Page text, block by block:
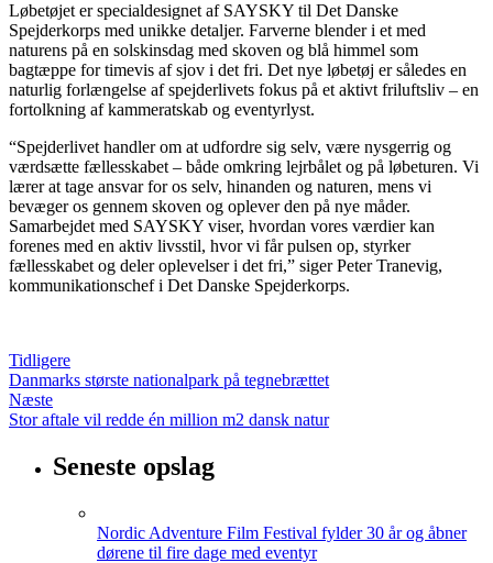
Løbetøjet er specialdesignet af SAYSKY til Det Danske
Spejderkorps med unikke detaljer. Farverne blender i et med
naturens på en solskinsdag med skoven og blå himmel som
bagtæppe for timevis af sjov i det fri. Det nye løbetøj er således en
naturlig forlængelse af spejderlivets fokus på et aktivt friluftsliv – en
fortolkning af kammeratskab og eventyrlyst.
“Spejderlivet handler om at udfordre sig selv, være nysgerrig og
værdsætte fællesskabet – både omkring lejrbålet og på løbeturen. Vi
lærer at tage ansvar for os selv, hinanden og naturen, mens vi
bevæger os gennem skoven og oplever den på nye måder.
Samarbejdet med SAYSKY viser, hvordan vores værdier kan
forenes med en aktiv livsstil, hvor vi får pulsen op, styrker
fællesskabet og deler oplevelser i det fri,” siger Peter Tranevig,
kommunikationschef i Det Danske Spejderkorps.
Tidligere
Danmarks største nationalpark på tegnebrættet
Næste
Stor aftale vil redde én million m2 dansk natur
Seneste opslag
Nordic Adventure Film Festival fylder 30 år og åbner
dørene til fire dage med eventyr